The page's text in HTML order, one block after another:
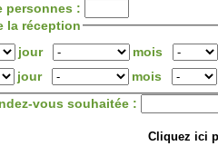
personnes :
la réception
jour mois
jour mois
vous souhaitée :
Cliquez ici